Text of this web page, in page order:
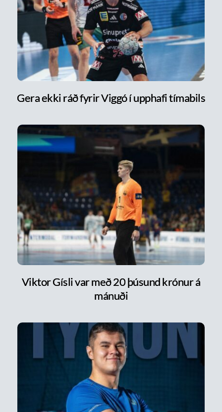
Gera ekki ráð fyrir Viggó í upphafi tímabils
Viktor Gísli var með 20 þúsund krónur á
mánuði